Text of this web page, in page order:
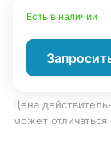
Есть в наличии
Цена
может